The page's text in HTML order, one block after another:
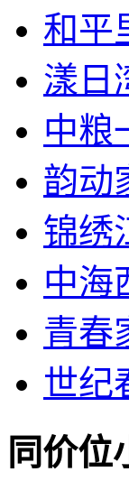
和平
漾日
中粮
韵动
锦绣
中海
青春
世纪
同价位